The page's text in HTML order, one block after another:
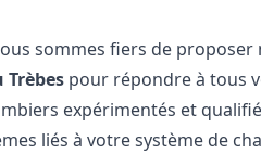
sommes fiers de proposer
Trèbes pour répondre à tous
expérimentés et
liés à votre système de